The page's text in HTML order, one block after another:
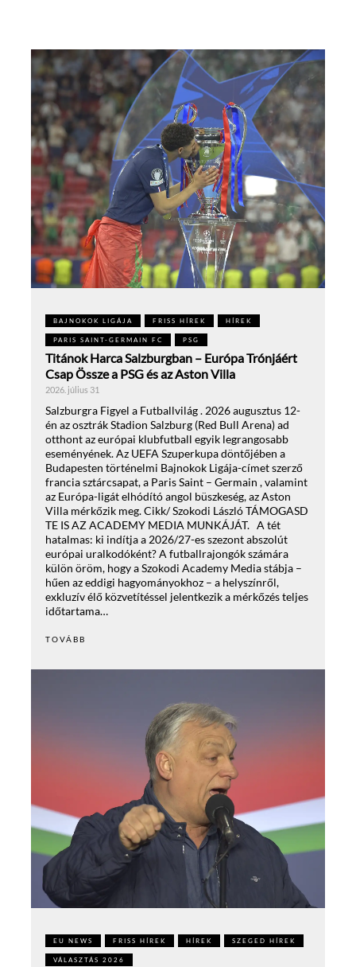
BAJNOKOK LIGÁJA FRISS HÍREK HÍREK
PARIS SAINT-GERMAIN FC PSG
Titánok Harca Salzburgban – Európa Trónjáért
Csap Össze a PSG és az Aston Villa
2026. július 31
Salzburgra Figyel a Futballvilág . 2026 augusztus 12-
én az osztrák Stadion Salzburg (Red Bull Arena) ad
otthont az európai klubfutball egyik legrangosabb
eseményének. Az UEFA Szuperkupa döntőjében a
Budapesten történelmi Bajnokok Ligája-címet szerző
francia sztárcsapat, a Paris Saint – Germain , valamint
az Európa-ligát elhódító angol büszkeség, az Aston
Villa mérkőzik meg. Cikk/ Szokodi László TÁMOGASD
TE IS AZ ACADEMY MEDIA MUNKÁJÁT. A tét
hatalmas: ki indítja a 2026/27-es szezont abszolút
európai uralkodóként? A futballrajongók számára
külön öröm, hogy a Szokodi Academy Media stábja –
hűen az eddigi hagyományokhoz – a helyszínről,
exkluzív élő közvetítéssel jelentkezik a mérkőzés teljes
időtartama…
TOVÁBB
EU NEWS FRISS HÍREK HÍREK SZEGED HÍREK
VÁLASZTÁS 2026